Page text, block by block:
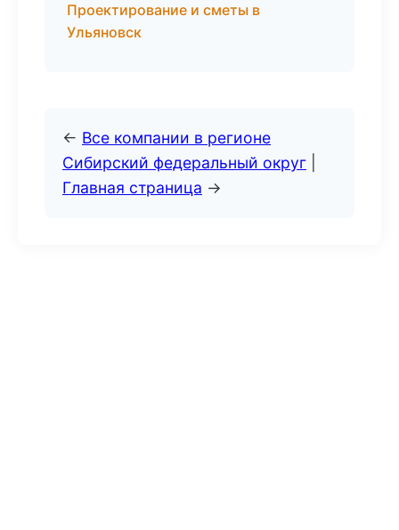
Проектирование и сметы в
Ульяновск
← Все компании в регионе
Сибирский федеральный округ
Главная страница →